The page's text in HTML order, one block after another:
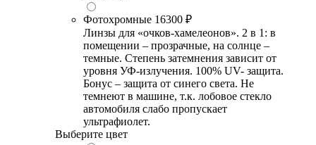
Фотохромные 16300 ₽
Линзы для «очков-хамелеонов». 2 в 1: в
помещении – прозрачные, на солнце –
темные. Степень затемнения зависит от
уровня УФ-излучения. 100% UV- защита.
Бонус – защита от синего света. Не
темнеют в машине, т.к. лобовое стекло
автомобиля слабо пропускает
ультрафиолет.
Выберите цвет